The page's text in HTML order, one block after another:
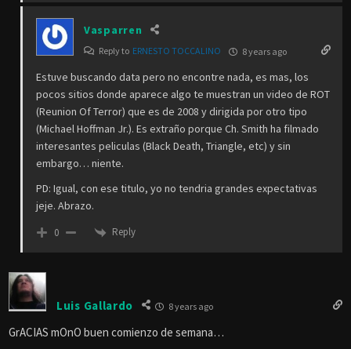
Vasparren
Reply to ERNESTO TOCCALINO 8 years ago
Estuve buscando data pero no encontre nada, es mas, los
pocos sitios donde aparece algo te muestran un video de ROT
(Reunion Of Terror) que es de 2008 y dirigida por otro tipo
(Michael Hoffman Jr.). Es extraño porque Ch. Smith ha filmado
interesantes peliculas (Black Death, Triangle, etc) y sin
embargo… niente.
PD: Igual, con ese titulo, yo no tendria grandes expectativas
jeje. Abrazo.
0 Reply
Luis Gallardo 8 years ago
GrACIAS mOnO buen comienzo de semana…